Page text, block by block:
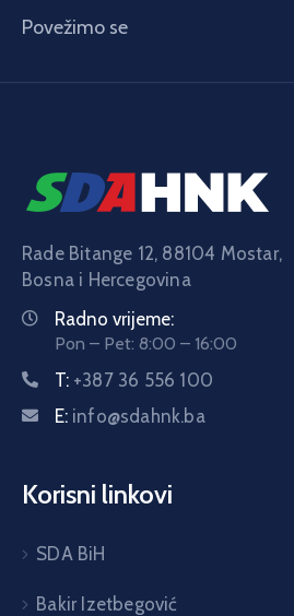
Povežimo se
Rade Bitange 12, 88104 Mostar,
Bosna i Hercegovina
Radno vrijeme:
Pon – Pet: 8:00 – 16:00
T: +387 36 556 100
E: info@sdahnk.ba
Korisni linkovi
SDA BiH
Bakir Izetbegović